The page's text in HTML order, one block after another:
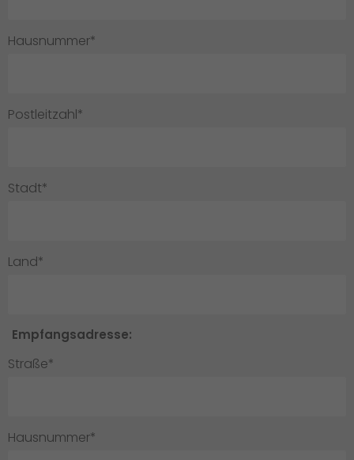
Hausnummer*
Postleitzahl*
Stadt*
Land*
Empfangsadresse:
Straße*
Hausnummer*